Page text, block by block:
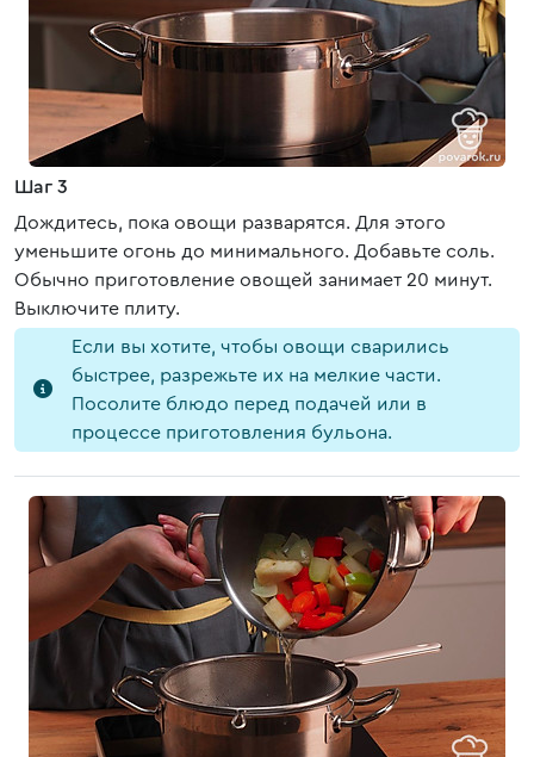
Шаг 3
Дождитесь, пока овощи разварятся. Для этого
уменьшите огонь до минимального. Добавьте соль.
Обычно приготовление овощей занимает 20 минут.
Выключите плиту.
Если вы хотите, чтобы овощи сварились
быстрее, разрежьте их на мелкие части.
Посолите блюдо перед подачей или в
процессе приготовления бульона.